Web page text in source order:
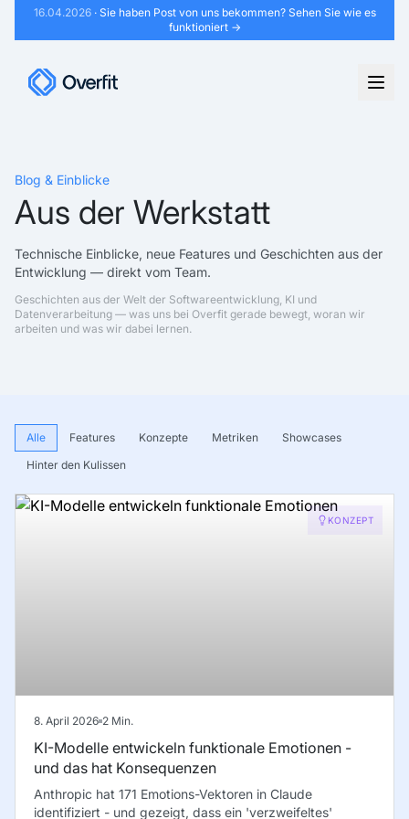
16.04.2026· Sie haben Post von uns bekommen? Sehen Sie wie es
funktioniert →
Blog & Einblicke
Aus der Werkstatt
Technische Einblicke, neue Features und Geschichten aus der
Entwicklung — direkt vom Team.
Geschichten aus der Welt der Softwareentwicklung, KI und
Datenverarbeitung — was uns bei Overfit gerade bewegt, woran wir
arbeiten und was wir dabei lernen.
Alle Features Konzepte Metriken
Showcases
Hinter den Kulissen
KONZEPT
8. April 2026 2 Min.
KI-Modelle entwickeln funktionale Emotionen -
und das hat Konsequenzen
Anthropic hat 171 Emotions-Vektoren in Claude
identifiziert - und gezeigt, dass ein 'verzweifeltes'